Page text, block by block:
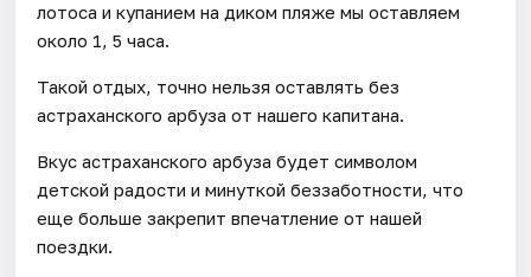
лотоса и купанием на диком пляже мы оставляем
около 1, 5 часа.
Такой отдых, точно нельзя оставлять без
астраханского арбуза от нашего капитана.
Вкус астраханского арбуза будет символом
детской радости и минуткой беззаботности, что
еще больше закрепит впечатление от нашей
поездки.